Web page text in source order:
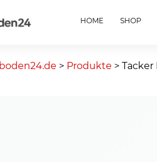
HOME SHOP
> Produkte > Tacker